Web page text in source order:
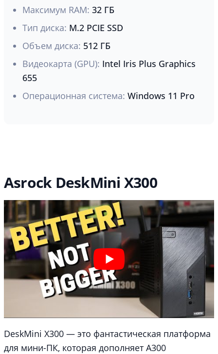
Максимум RAM: 32 ГБ
Тип диска: M.2 PCIE SSD
Объем диска: 512 ГБ
Видеокарта (GPU): Intel Iris Plus Graphics
655
Операционная система: Windows 11 Pro
Asrock DeskMini X300
DeskMini X300 — это фантастическая платформа
для мини-ПК, которая дополняет A300